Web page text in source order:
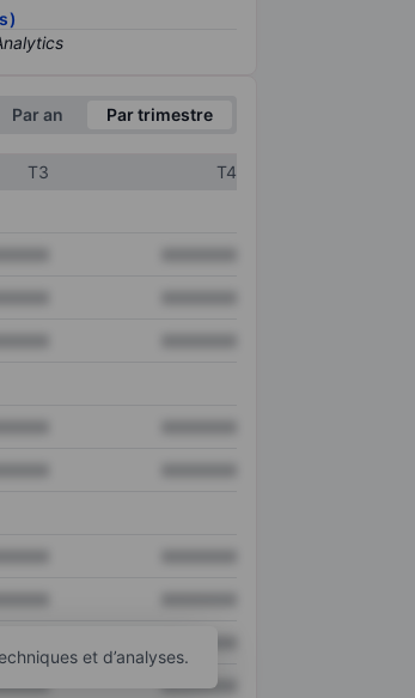
Par an Par trimestre
T3
T4
XXXXXXX
et d’analyses.